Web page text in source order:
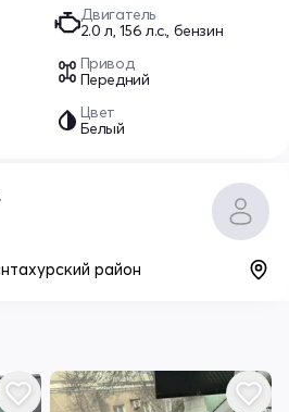
Двигатель
2.0 л, 156 л.с., бензин
Привод
Передний
Цвет
Белый
район